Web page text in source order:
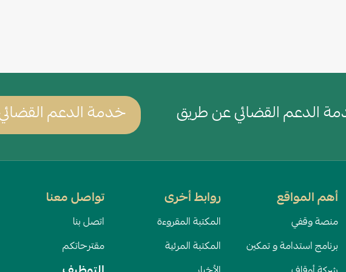
الدعم القضائي عن طريق خدمة الدعم
أهم المواقع
منصة وقفي
برنامج استدامة و تمكين
روابط أخرى
المكتبة المقروءة
المكتبة المرئية
تواصل معنا
اتصل بنا
مقترحاتكم